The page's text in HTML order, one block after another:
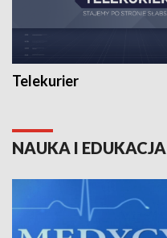
Telekurier
NAUKA I EDUKACJA